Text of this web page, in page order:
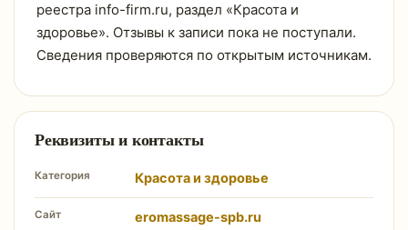
реестра info-firm.ru, раздел «Красота и
здоровье». Отзывы к записи пока не поступали.
Сведения проверяются по открытым источникам.
Реквизиты и контакты
Категория Красота и здоровье
Сайт eromassage-spb.ru